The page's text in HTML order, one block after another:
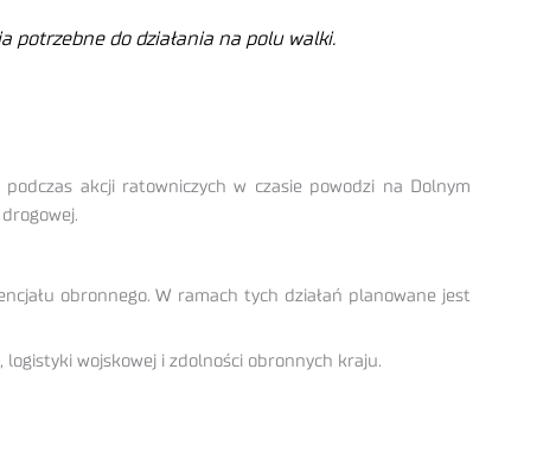
potrzebne do działania na polu walki.
akcji ratowniczych w czasie powodzi na Dolnym
obronnego. W ramach tych działań planowane jest
wojskowej i zdolności obronnych kraju.